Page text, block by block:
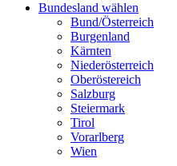
Bundesland wählen
Bund/Österreich
Burgenland
Kärnten
Niederösterreich
Oberöstereich
Salzburg
Steiermark
Tirol
Vorarlberg
Wien